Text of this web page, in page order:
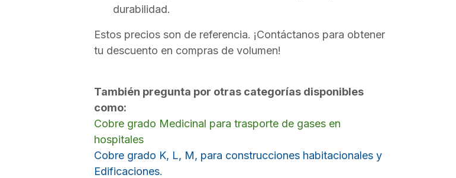
durabilidad.
Estos precios son de referencia. ¡Contáctanos para obtener
tu descuento en compras de volumen!
También pregunta por otras categorías disponibles
como:
Cobre grado Medicinal para trasporte de gases en
hospitales
Cobre grado K, L, M, para construcciones habitacionales y
Edificaciones.